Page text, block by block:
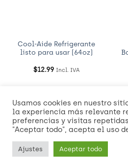
Cool-Aide Refrigerante
listo para usar (64oz)
$12.99 Incl. IVA
Visa MasterCardAmerican
Express
2
NOSOTROS POLÍTICAS DE
Copyright 2026 ©
Usamos cookies en nuestro
la experiencia más relevante
preferencias y visitas
"Aceptar todo", acepta el uso
Ajustes Aceptar todo